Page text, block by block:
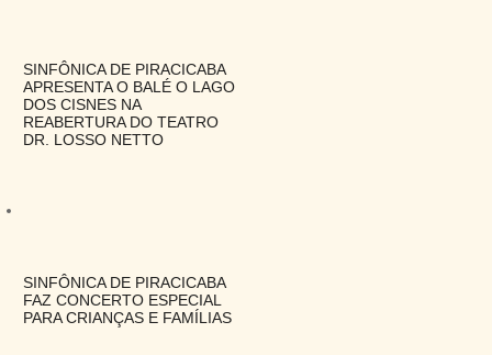
SINFÔNICA DE PIRACICABA
APRESENTA O BALÉ O LAGO
DOS CISNES NA
REABERTURA DO TEATRO
DR. LOSSO NETTO
SINFÔNICA DE PIRACICABA
FAZ CONCERTO ESPECIAL
PARA CRIANÇAS E FAMÍLIAS